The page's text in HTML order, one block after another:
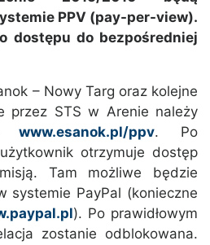
PPV (pay-per-view).
dostępu do bezpośredniej
– Nowy Targ oraz kolejne
przez STS w Arenie należy
www.esanok.pl/ppv. Po
otrzymuje dostęp
Tam możliwe będzie
systemie PayPal (konieczne
). Po prawidłowym
zostanie odblokowana.